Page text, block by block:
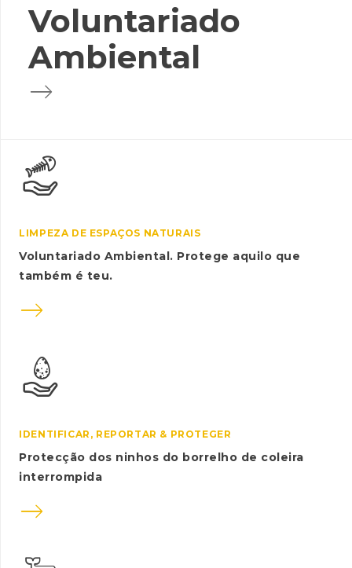
Voluntariado
Ambiental

LIMPEZA DE ESPAÇOS NATURAIS
Voluntariado Ambiental. Protege aquilo que
também é teu.

IDENTIFICAR, REPORTAR & PROTEGER
Protecção dos ninhos do borrelho de coleira
interrompida